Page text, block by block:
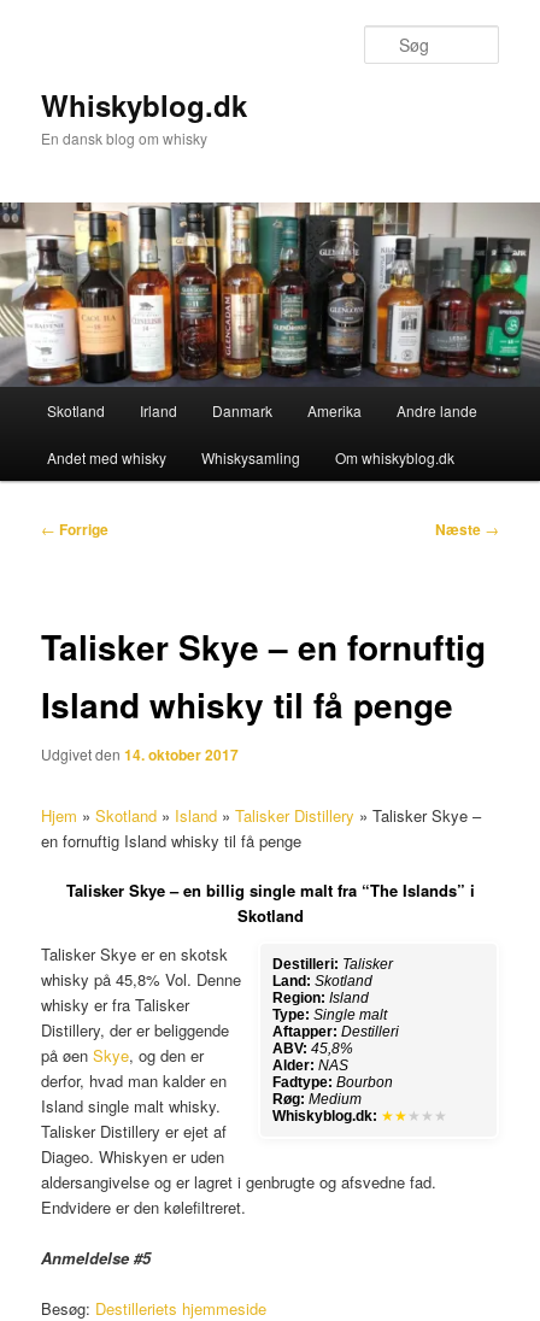
Whiskyblog.dk
En dansk blog om whisky
Skotland Irland Danmark Amerika Andre lande
Andet med whisky Whiskysamling Om whiskyblog.dk
Indlægsnavigation
← Forrige Næste →
Talisker Skye – en fornuftig
Island whisky til få penge
Udgivet den14. oktober 2017
Hjem »Skotland » Island »Talisker Distillery »Talisker Skye –
en fornuftig Island whisky til få penge
Talisker Skye – en billig single malt fra “The Islands” i
Skotland
Destilleri: Talisker
Land: Skotland
Region: Island
Type: Single malt
Aftapper: Destilleri
ABV: 45,8%
Alder: NAS
Fadtype: Bourbon
Røg: Medium
Whiskyblog.dk: ★★ ★★★
Talisker Skye er en skotsk
whisky på 45,8% Vol. Denne
whisky er fra Talisker
Distillery, der er beliggende
på øenSkye, og den er
derfor, hvad man kalder en
Island single malt whisky.
Talisker Distillery er ejet af
Diageo. Whiskyen er uden
aldersangivelse og er lagret i genbrugte og afsvedne fad.
Endvidere er den kølefiltreret.
Anmeldelse #5
Besøg: Destilleriets hjemmeside